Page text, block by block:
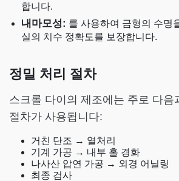
합니다.
내마모성: 를 사용하여 금형의 수명
실의 치수 정확도를 보장합니다.
정밀 처리 절차
스크롤 다이의 제조에는 주로 다음
절차가 사용됩니다:
거친 단조 → 열처리
기계 가공 → 내부 홀 경화
나사산 압연 가공 → 외경 어닐링
최종 검사